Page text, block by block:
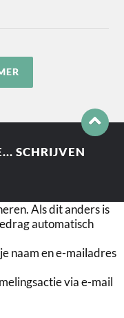
SCHRIJVEN
Als dit anders is
automatisch
naam en e-mailadres
via e-mail